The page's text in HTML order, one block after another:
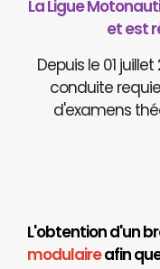
La Ligue
et est
Depuis le 01
conduite
d'examens
L'obtention d'un
modulaireafin